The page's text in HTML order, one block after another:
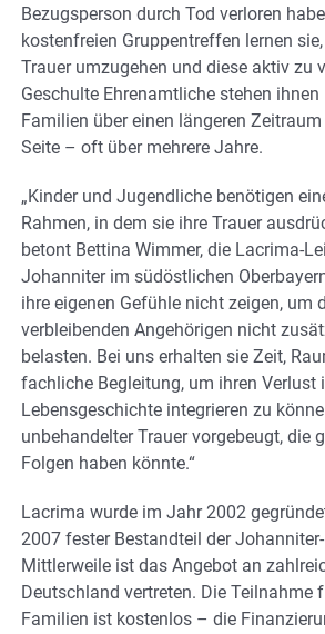
Bezugsperson durch Tod verloren
kostenfreien Gruppentreffen lernen
Trauer umzugehen und diese aktiv zu
Geschulte Ehrenamtliche stehen ihnen
Familien über einen längeren
Seite – oft über mehrere Jahre.
„Kinder und Jugendliche benötigen
Rahmen, in dem sie ihre Trauer
betont Bettina Wimmer, die Lacrima-
Johanniter im südöstlichen
ihre eigenen Gefühle nicht zeigen, um
verbleibenden Angehörigen nicht
belasten. Bei uns erhalten sie Zeit,
fachliche Begleitung, um ihren Verlust
Lebensgeschichte integrieren zu
unbehandelter Trauer vorgebeugt, die
Folgen haben könnte.“
Lacrima wurde im Jahr 2002
2007 fester Bestandteil der
Mittlerweile ist das Angebot an
Deutschland vertreten. Die Teilnahme
Familien ist kostenlos – die